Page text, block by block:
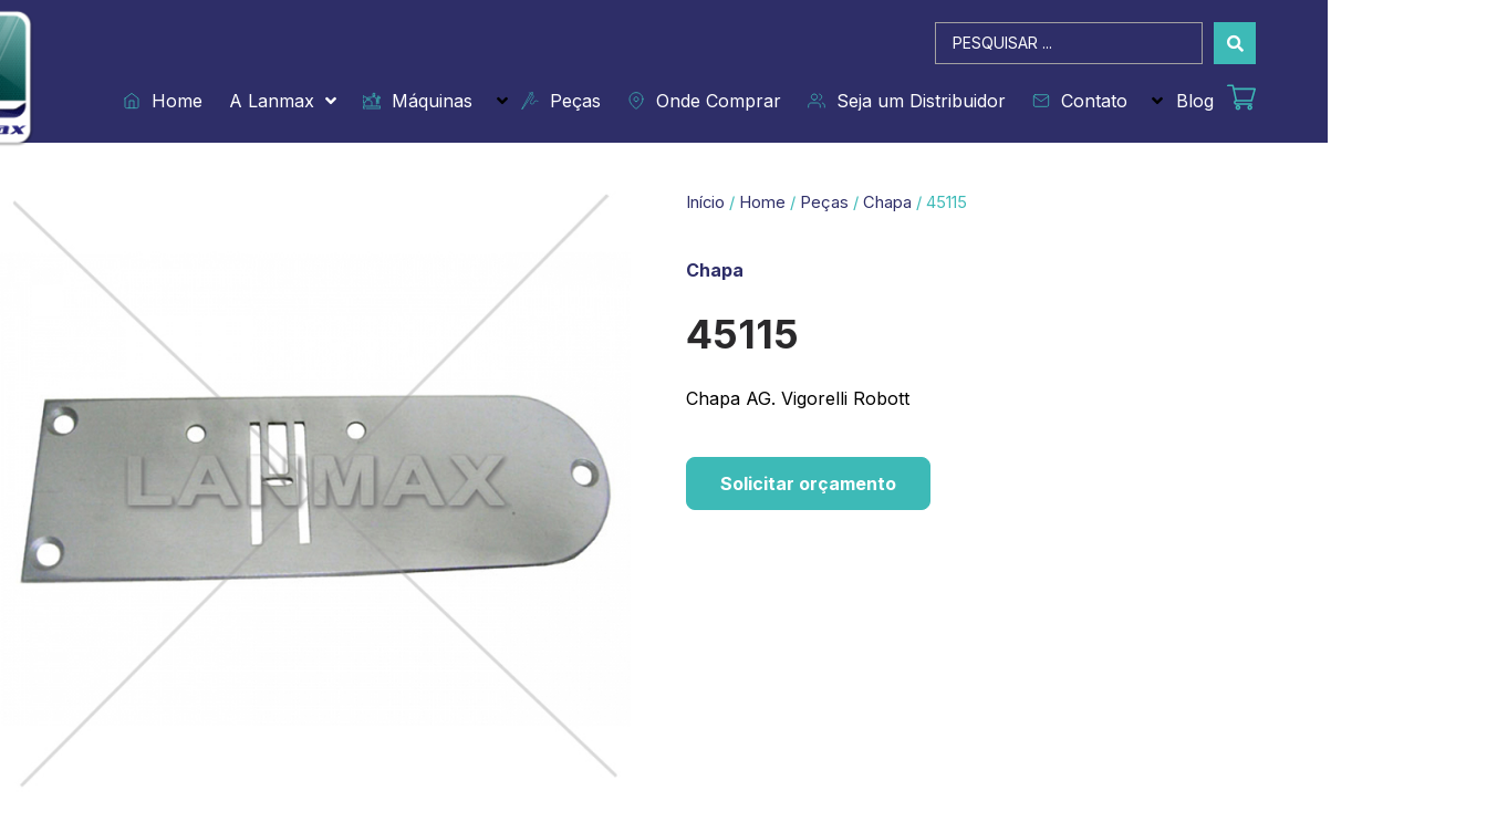
Ir
para
o
conteúdo
Pesquisar
...
Home
A Lanmax Máquinas Peças Onde Comprar Seja um Distribuidor Contato Blog
Início / Home / Peças / Chapa / 45115
Chapa
45115
Chapa AG. Vigorelli Robott
Solicitar orçamento